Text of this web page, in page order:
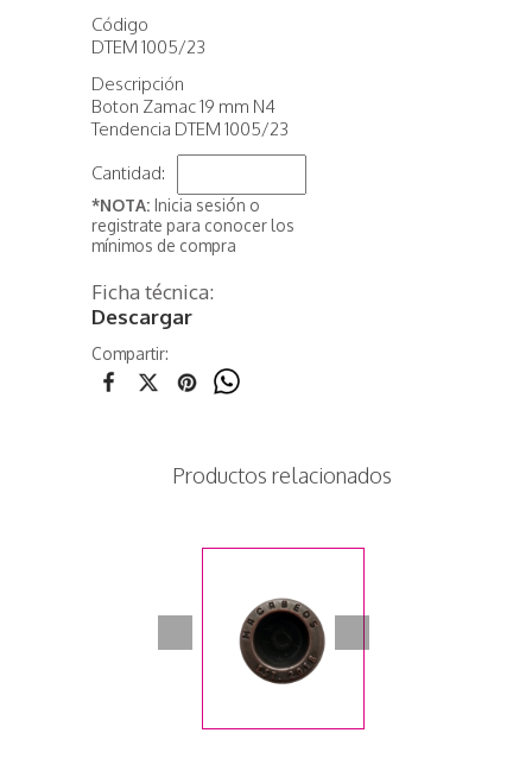
Código
DTEM 1005/23
Descripción
Boton Zamac 19 mm N4
Tendencia DTEM 1005/23
Cantidad:
*NOTA: Inicia sesión o
registrate para conocer los
mínimos de compra
Ficha técnica:
Descargar
Compartir:
Productos relacionados